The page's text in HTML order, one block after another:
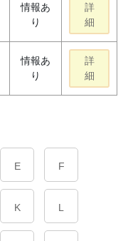
情報あ
り
詳
細
情報あ
り
詳
細
E F
K L